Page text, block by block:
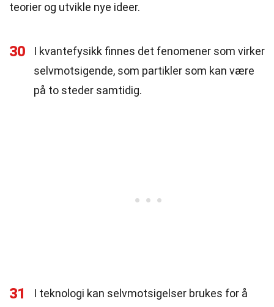
teorier og utvikle nye ideer.
30
I kvantefysikk finnes det fenomener som virker
selvmotsigende, som partikler som kan være
på to steder samtidig.
31
I teknologi kan selvmotsigelser brukes for å